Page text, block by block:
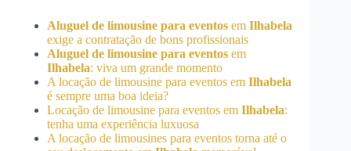
Aluguel de limousine para eventos em Ilhabela
exige a contratação de bons profissionais
Aluguel de limousine para eventos em
Ilhabela: viva um grande momento
A locação de limousine para eventos em Ilhabela
é sempre uma boa ideia?
Locação de limousine para eventos em Ilhabela:
tenha uma experiência luxuosa
A locação de limousines para eventos torna até o